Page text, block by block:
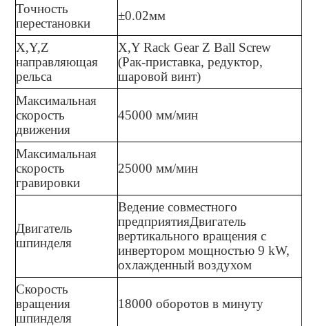
Точность
перестановки
±0.02мм
X,Y,Z
направляющая
рельса
X,Y Rack Gear Z Ball Screw
(Рак-приставка, редуктор,
шаровой винт)
Максимальная
скорость
движения
45000 мм/мин
Максимальная
скорость
гравировки
25000 мм/мин
Двигатель
шпинделя
Ведение совместного
предприятияДвигатель
вертикального вращения с
инвертором мощностью 9 kW,
охлажденный воздухом
Скорость
вращения
шпинделя
18000 оборотов в минуту